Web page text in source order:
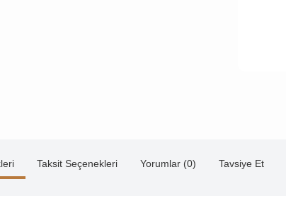
Taksit Seçenekleri Yorumlar (0) Tavsiye Et